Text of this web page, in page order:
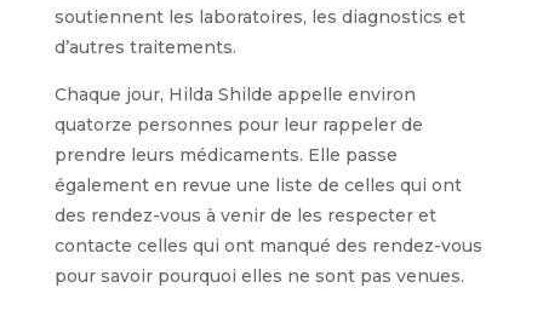
soutiennent les laboratoires, les diagnostics et
d’autres traitements.
Chaque jour, Hilda Shilde appelle environ
quatorze personnes pour leur rappeler de
prendre leurs médicaments. Elle passe
également en revue une liste de celles qui ont
des rendez-vous à venir de les respecter et
contacte celles qui ont manqué des rendez-vous
pour savoir pourquoi elles ne sont pas venues.